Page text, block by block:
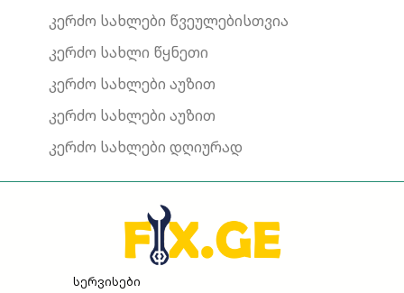
კერძო სახლები წვეულებისთვია
კერძო სახლი წყნეთი
კერძო სახლები აუზით
კერძო სახლები აუზით
კერძო სახლები დღიურად
სერვისები